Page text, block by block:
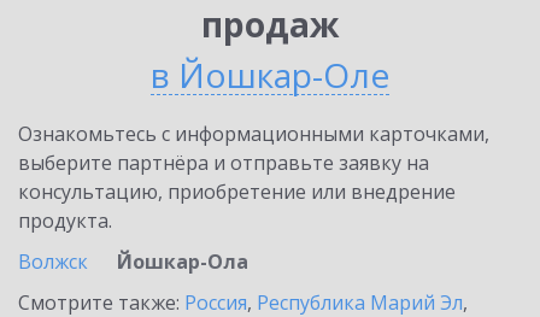
продаж
в Йошкар-Оле
Ознакомьтесь с информационными карточками,
выберите партнёра и отправьте заявку на
консультацию, приобретение или внедрение
продукта.
Волжск
Йошкар-Ола
Смотрите также: Россия, Республика Марий Эл,